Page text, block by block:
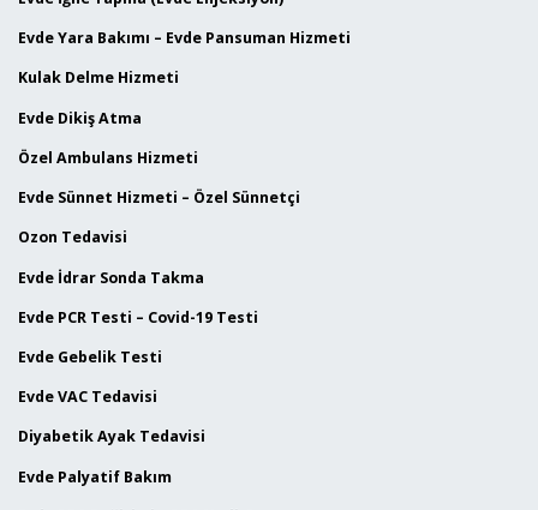
Evde Yara Bakımı – Evde Pansuman Hizmeti
Kulak Delme Hizmeti
Evde Dikiş Atma
Özel Ambulans Hizmeti
Evde Sünnet Hizmeti – Özel Sünnetçi
Ozon Tedavisi
Evde İdrar Sonda Takma
Evde PCR Testi – Covid-19 Testi
Evde Gebelik Testi
Evde VAC Tedavisi
Diyabetik Ayak Tedavisi
Evde Palyatif Bakım